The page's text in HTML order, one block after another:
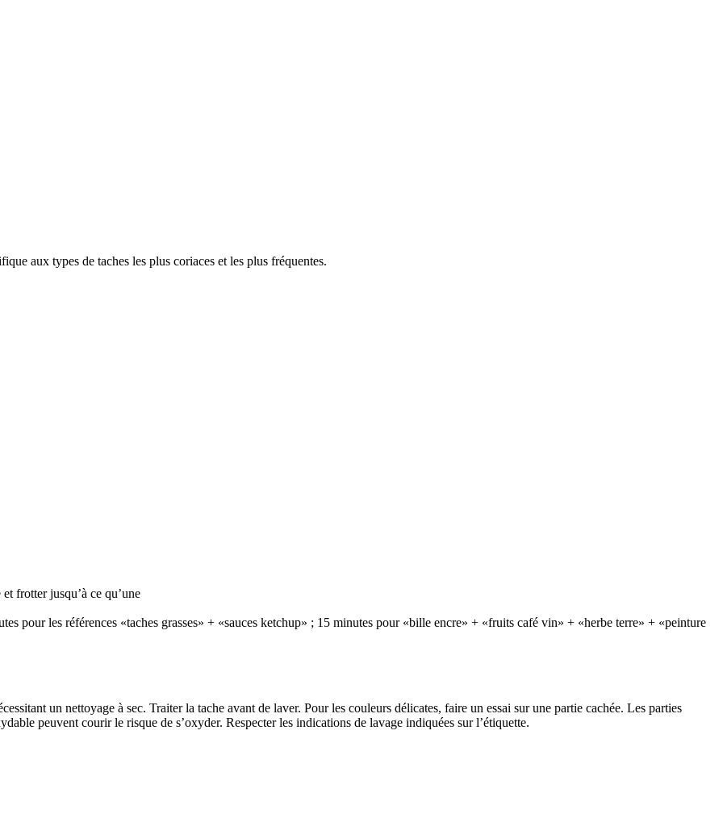
aux types de taches les plus coriaces et les plus fréquentes.
frotter jusqu’à ce qu’une
pour les références «taches grasses» + «sauces ketchup» ; 15 minutes pour «bille encre» + «fruits café vin» + «herbe terre» + «peinture
un nettoyage à sec. Traiter la tache avant de laver. Pour les couleurs délicates, faire un essai sur une partie cachée. Les parties
peuvent courir le risque de s’oxyder. Respecter les indications de lavage indiquées sur l’étiquette.